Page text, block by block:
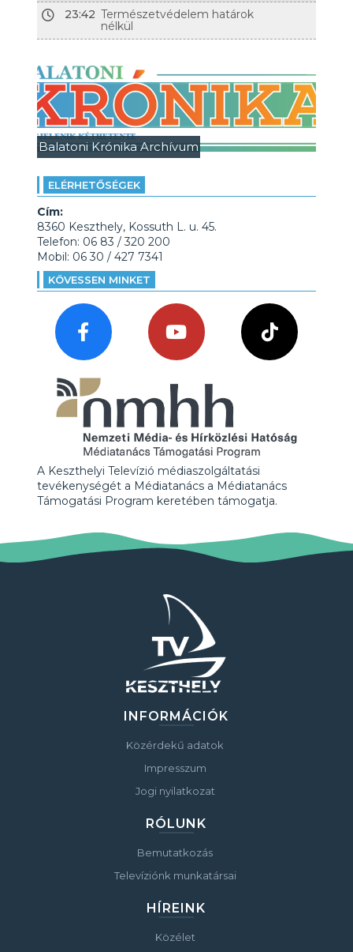
23:42 Természetvédelem határok
nélkül
Balatoni Krónika Archívum
ELÉRHETŐSÉGEK
Cím:
8360 Keszthely, Kossuth L. u. 45.
Telefon: 06 83 / 320 200
Mobil: 06 30 / 427 7341
KÖVESSEN MINKET
A Keszthelyi Televízió médiaszolgáltatási
tevékenységét a Médiatanács a Médiatanács
Támogatási Program keretében támogatja.
INFORMÁCIÓK
Közérdekű adatok
Impresszum
Jogi nyilatkozat
RÓLUNK
Bemutatkozás
Televíziónk munkatársai
HÍREINK
Közélet